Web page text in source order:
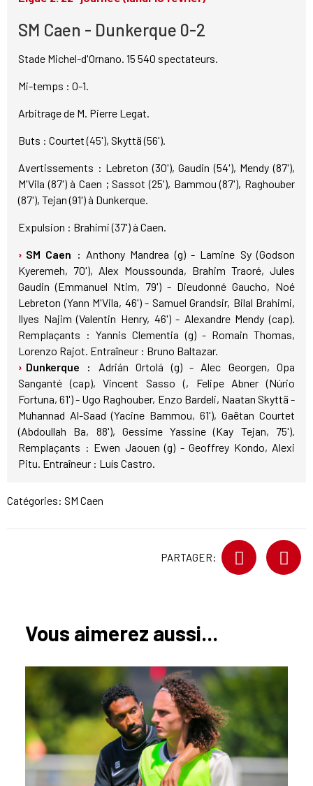
SM Caen - Dunkerque 0-2
Stade Michel-d'Ornano. 15 540 spectateurs.
Mi-temps : 0-1.
Arbitrage de M. Pierre Legat.
Buts : Courtet (45'), Skyttä (56').
Avertissements : Lebreton (30'), Gaudin (54'), Mendy (87'),
M'Vila (87') à Caen ; Sassot (25'), Bammou (87'), Raghouber
(87'), Tejan (91') à Dunkerque.
Expulsion : Brahimi (37') à Caen.
SM Caen : Anthony Mandrea (g) - Lamine Sy (Godson
Kyeremeh, 70'), Alex Moussounda, Brahim Traoré, Jules
Gaudin (Emmanuel Ntim, 79') - Dieudonné Gaucho, Noé
Lebreton (Yann M'Vila, 46') - Samuel Grandsir, Bilal Brahimi,
Ilyes Najim (Valentin Henry, 46') - Alexandre Mendy (cap).
Remplaçants : Yannis Clementia (g) - Romain Thomas,
Lorenzo Rajot. Entraîneur : Bruno Baltazar.
Dunkerque :
Adrián Ortolá (g) - Alec Georgen, Opa
Sanganté (cap), Vincent Sasso (, Felipe Abner (Núrio
Fortuna, 61') - Ugo Raghouber, Enzo Bardeli, Naatan Skyttä -
Muhannad Al-Saad (Yacine Bammou, 61'), Gaëtan Courtet
(Abdoullah Ba, 88'), Gessime Yassine (Kay Tejan, 75').
Remplaçants : Ewen Jaouen (g) - Geoffrey Kondo, Alexi
Pitu. Entraîneur : Luís Castro.
Catégories: SM Caen
PARTAGER:
Vous aimerez aussi...